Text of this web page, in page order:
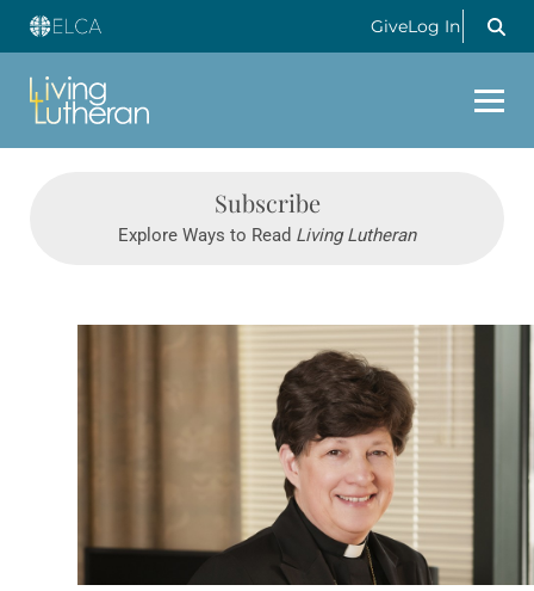
GiveLog In
Subscribe
Explore Ways to Read Living Lutheran